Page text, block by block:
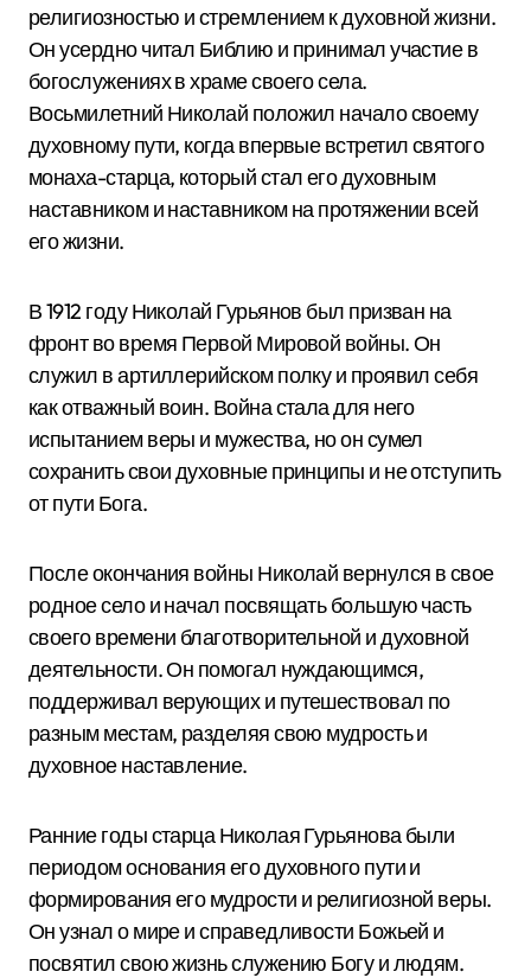
религиозностью и стремлением к духовной жизни.
Он усердно читал Библию и принимал участие в
богослужениях в храме своего села.
Восьмилетний Николай положил начало своему
духовному пути, когда впервые встретил святого
монаха-старца, который стал его духовным
наставником и наставником на протяжении всей
его жизни.
В 1912 году Николай Гурьянов был призван на
фронт во время Первой Мировой войны. Он
служил в артиллерийском полку и проявил себя
как отважный воин. Война стала для него
испытанием веры и мужества, но он сумел
сохранить свои духовные принципы и не отступить
от пути Бога.
После окончания войны Николай вернулся в свое
родное село и начал посвящать большую часть
своего времени благотворительной и духовной
деятельности. Он помогал нуждающимся,
поддерживал верующих и путешествовал по
разным местам, разделяя свою мудрость и
духовное наставление.
Ранние годы старца Николая Гурьянова были
периодом основания его духовного пути и
формирования его мудрости и религиозной веры.
Он узнал о мире и справедливости Божьей и
посвятил свою жизнь служению Богу и людям.